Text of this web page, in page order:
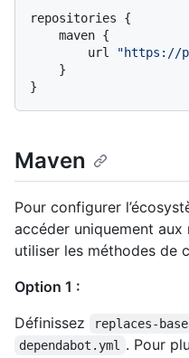
repositories {
        url
"https://
Maven
Pour configurer
accéder uniquement
utiliser les méthodes de
Option 1 :
Définissez
replaces-
dependabot.yml
. Pour